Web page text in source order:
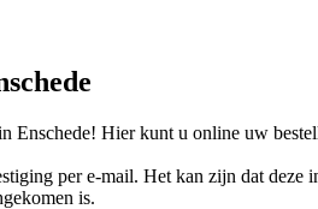
Enschede! Hier kunt u online uw
per e-mail. Het kan zijn dat
is.